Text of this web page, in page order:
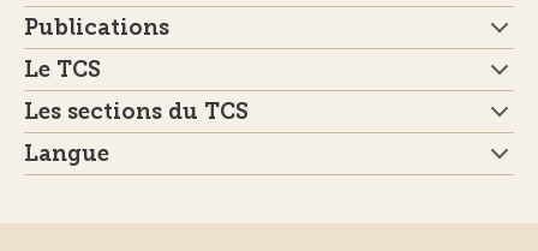
Publications
Le TCS
Les sections du TCS
Langue